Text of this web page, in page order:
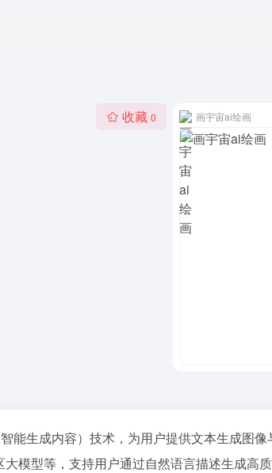
收藏 0 画宇宙ai绘画
生成内容）技术，为用户提供文本生成图
大模型等，支持用户通过自然语言描述生成高